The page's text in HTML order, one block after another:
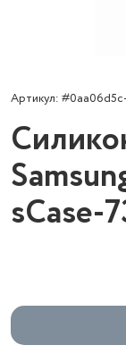
Артикул:
sCase-